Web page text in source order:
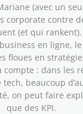
(avec un
corporate contre
(et qui rankent).
en ligne, le
floues en
: dans les
tech, beaucoup
on peut faire
que des KPI.